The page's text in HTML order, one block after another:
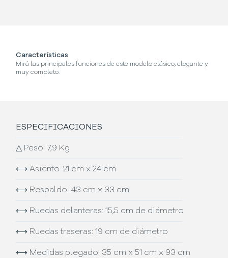
Características
Mirá las principales funciones de este modelo clásico, elegante y
muy completo.
ESPECIFICACIONES
△ Peso: 7,9 Kg
⟷ Asiento: 21 cm x 24 cm
⟷ Respaldo: 43 cm x 33 cm
⟷ Ruedas delanteras: 15,5 cm de diámetro
⟷ Ruedas traseras: 19 cm de diámetro
⟷ Medidas plegado: 35 cm x 51 cm x 93 cm